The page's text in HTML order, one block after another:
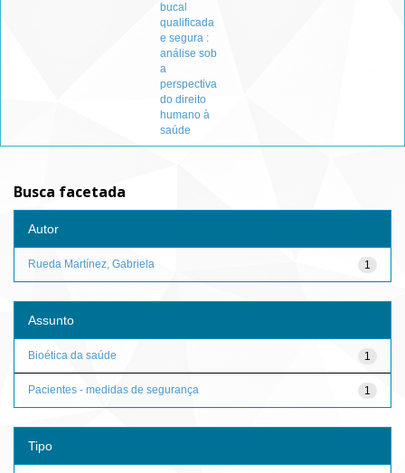
bucal
qualificada
e segura :
análise sob
a
perspectiva
do direito
humano à
saúde
Busca facetada
Autor
1
Rueda Martínez, Gabriela
Assunto
1
Bioética da saúde
1
Pacientes - medidas de segurança
Tipo